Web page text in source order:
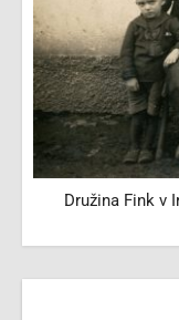
Družina Fink v